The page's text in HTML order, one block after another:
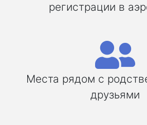
регистрации в
Места рядом с
друзьями